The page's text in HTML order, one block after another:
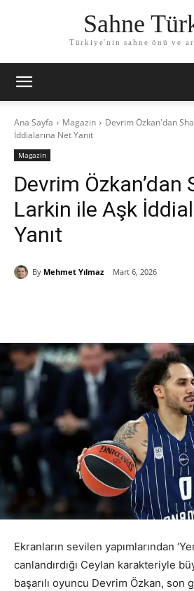
Sahne
Türkiye'nin sahne önü ve
Ana Sayfa Magazin
Devrim Özkan'dan
İddialarına Net Yanıt
Magazin
Devrim Özkan’dan
Larkin ile Aşk
Yanıt
By Mehmet Yılmaz Mart 6, 2026
Ekranların sevilen yapımlarından
canlandırdığı Ceylan karakteriyle
başarılı oyuncu Devrim Özkan, son